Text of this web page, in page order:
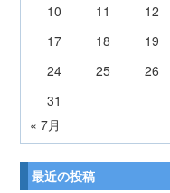
10
11 12
17
18 19
24
25 26
31
« 7月
最近の投稿